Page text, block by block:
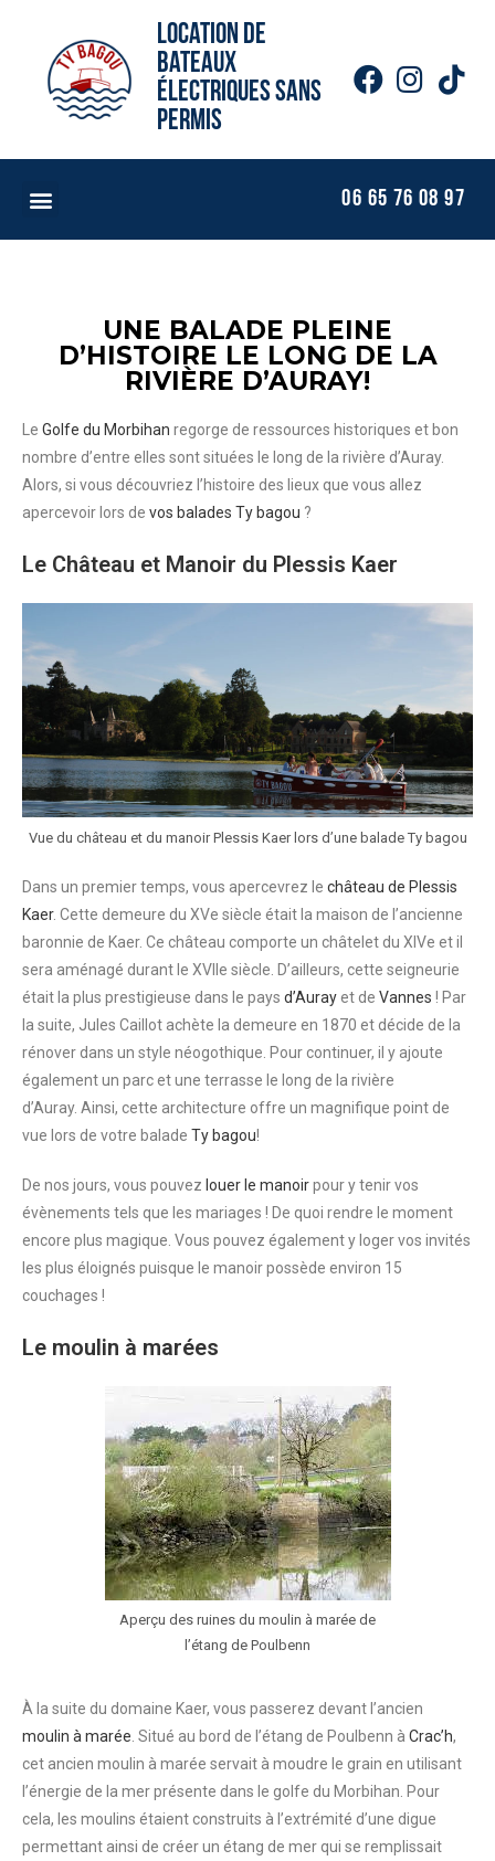
Location de
bateaux
électriques sans
permis
06 65 76 08 97
UNE BALADE PLEINE
D’HISTOIRE LE LONG DE LA
RIVIÈRE D’AURAY!
Le Golfe du Morbihan regorge de ressources historiques et bon
nombre d’entre elles sont situées le long de la rivière d’Auray.
Alors, si vous découvriez l’histoire des lieux que vous allez
apercevoir lors de vos balades Ty bagou ?
Le Château et Manoir du Plessis Kaer
Vue du château et du manoir Plessis Kaer lors d’une balade Ty bagou
Dans un premier temps, vous apercevrez le château de Plessis
Kaer. Cette demeure du XVe siècle était la maison de l’ancienne
baronnie de Kaer. Ce château comporte un châtelet du XIVe et il
sera aménagé durant le XVIIe siècle. D’ailleurs, cette seigneurie
était la plus prestigieuse dans le pays d’Aurayet de Vannes ! Par
la suite, Jules Caillot achète la demeure en 1870 et décide de la
rénover dans un style néogothique. Pour continuer, il y ajoute
également un parc et une terrasse le long de la rivière
d’Auray. Ainsi, cette architecture offre un magnifique point de
vue lors de votre balade Ty bagou!
De nos jours, vous pouvez louer le manoirpour y tenir vos
évènements tels que les mariages ! De quoi rendre le moment
encore plus magique. Vous pouvez également y loger vos invités
les plus éloignés puisque le manoir possède environ 15
couchages !
Le moulin à marées
Aperçu des ruines du moulin à marée de
l’étang de Poulbenn
À la suite du domaine Kaer, vous passerez devant l’ancien
moulin à marée. Situé au bord de l’étang de Poulbenn à Crac’h,
cet ancien moulin à marée servait à moudre le grain en utilisant
l’énergie de la mer présente dans le golfe du Morbihan. Pour
cela, les moulins étaient construits à l’extrémité d’une digue
permettant ainsi de créer un étang de mer qui se remplissait